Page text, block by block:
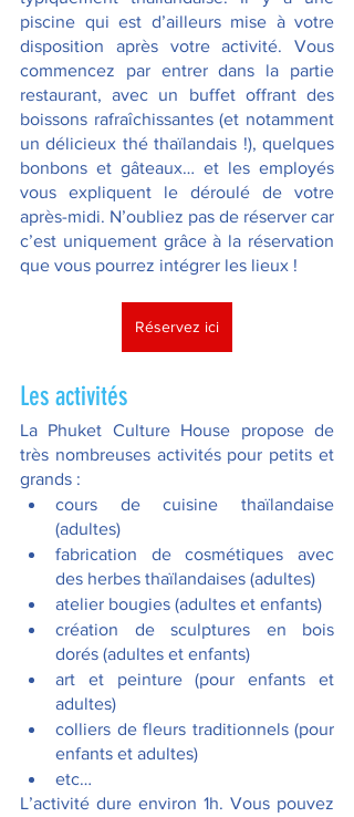
piscine qui est d’ailleurs mise à votre
disposition après votre activité. Vous
commencez par entrer dans la partie
restaurant, avec un buffet offrant des
boissons rafraîchissantes (et notamment
un délicieux thé thaïlandais !), quelques
bonbons et gâteaux… et les employés
vous expliquent le déroulé de votre
après-midi. N’oubliez pas de réserver car
c’est uniquement grâce à la réservation
que vous pourrez intégrer les lieux !
Réservez ici
Les activités
La Phuket Culture House propose de
très nombreuses activités pour petits et
grands :
cours de cuisine thaïlandaise
(adultes)
fabrication de cosmétiques avec
des herbes thaïlandaises (adultes)
atelier bougies (adultes et enfants)
création de sculptures en bois
dorés (adultes et enfants)
art et peinture (pour enfants et
adultes)
colliers de fleurs traditionnels (pour
enfants et adultes)
etc…
L’activité dure environ 1h. Vous pouvez